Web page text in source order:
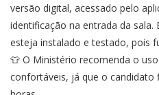
versão digital, acessado pelo
identificação na entrada da
esteja instalado e testado, pois
👕 O Ministério recomenda o
confortáveis, já que o candidato